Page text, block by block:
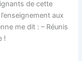
de cette
aux
me dit : – Réunis
!